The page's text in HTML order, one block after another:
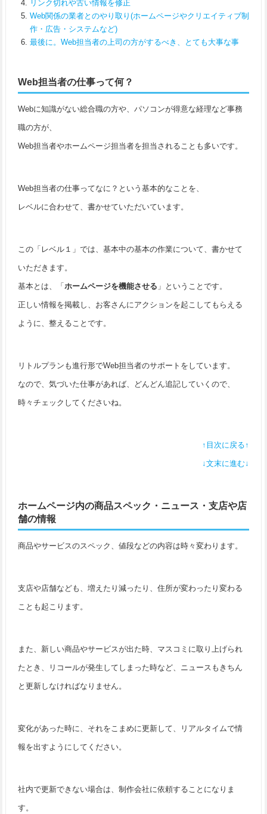
リンク切れや古い情報を修正
Web関係の業者とのやり取り(ホームページやクリエイティブ制
作・広告・システムなど)
最後に。Web担当者の上司の方がするべき、とても大事な事
Web担当者の仕事って何？
Webに知識がない総合職の方や、パソコンが得意な経理など事務
職の方が、
Web担当者やホームページ担当者を担当されることも多いです。
Web担当者の仕事ってなに？という基本的なことを、
レベルに合わせて、書かせていただいています。
この「レベル１」では、基本中の基本の作業について、書かせて
いただきます。
基本とは、「 ホームページを機能させる 」ということです。
正しい情報を掲載し、お客さんにアクションを起こしてもらえる
ように、整えることです。
リトルプランも進行形でWeb担当者のサポートをしています。
なので、気づいた仕事があれば、どんどん追記していくので、
時々チェックしてくださいね。
↑目次に戻る↑
↓文末に進む↓
ホームページ内の商品スペック・ニュース・支店や店
舗の情報
商品やサービスのスペック、値段などの内容は時々変わります。
支店や店舗なども、増えたり減ったり、住所が変わったり変わる
ことも起こります。
また、新しい商品やサービスが出た時、マスコミに取り上げられ
たとき、リコールが発生してしまった時など、ニュースもきちん
と更新しなければなりません。
変化があった時に、それをこまめに更新して、リアルタイムで情
報を出すようにしてください。
社内で更新できない場合は、制作会社に依頼することになりま
す。